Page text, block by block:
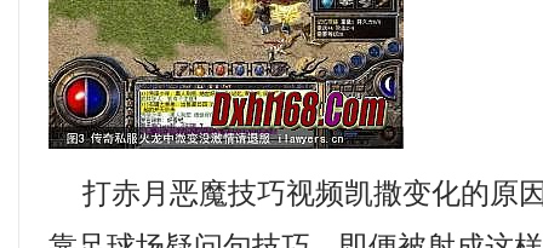
打赤月恶魔技巧视频凯撒变化的原